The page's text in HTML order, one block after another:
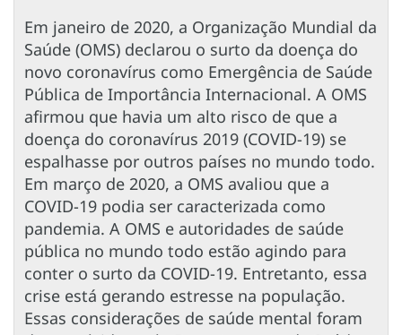
Em janeiro de 2020, a Organização Mundial da
Saúde (OMS) declarou o surto da doença do
novo coronavírus como Emergência de Saúde
Pública de Importância Internacional. A OMS
afirmou que havia um alto risco de que a
doença do coronavírus 2019 (COVID-19) se
espalhasse por outros países no mundo todo.
Em março de 2020, a OMS avaliou que a
COVID-19 podia ser caracterizada como
pandemia. A OMS e autoridades de saúde
pública no mundo todo estão agindo para
conter o surto da COVID-19. Entretanto, essa
crise está gerando estresse na população.
Essas considerações de saúde mental foram